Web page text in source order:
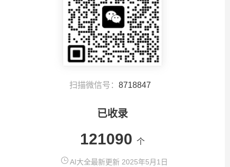
扫描微信号： 8718847
已收录
121090 个
AI大全最新更新 2025年5月1日